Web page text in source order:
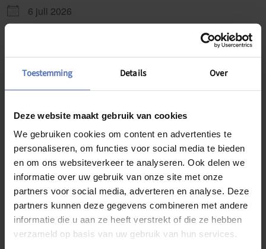
Toestemming Details Over
Deze website maakt gebruik van cookies
We gebruiken cookies om content en advertenties te
personaliseren, om functies voor social media te bieden
en om ons websiteverkeer te analyseren. Ook delen we
informatie over uw gebruik van onze site met onze
partners voor social media, adverteren en analyse. Deze
partners kunnen deze gegevens combineren met andere
informatie die u aan ze heeft verstrekt of die ze hebben
verzameld op basis van uw gebruik van hun services.
6 juli 2026
Siloam
Holsteenweg 17 3520 Zonhoven, Zonhoven, België,
3520, Limburg
Kaart niet beschikbaar
Op een speelse en laagdrempelige manier leren we kinderen
van 4 – 8 jaar over gevoelens. In kleine groepjes van 6 kinderen